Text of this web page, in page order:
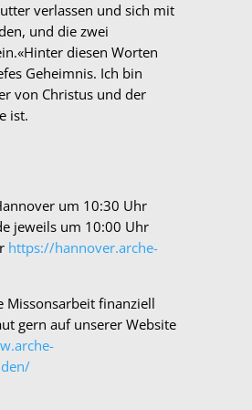
verlassen und sich mit
und die zwei
Hinter diesen Worten
Geheimnis. Ich bin
von Christus und der
ist.
um 10:30 Uhr
jeweils um 10:00 Uhr
https://hannover.arche-
Missonsarbeit finanziell
gern auf unserer Website